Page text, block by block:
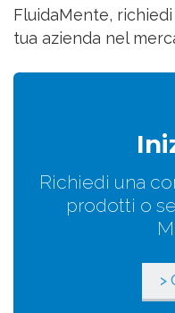
FluidaMente, richiedi
tua azienda nel
Richiedi una
prodotti o
>